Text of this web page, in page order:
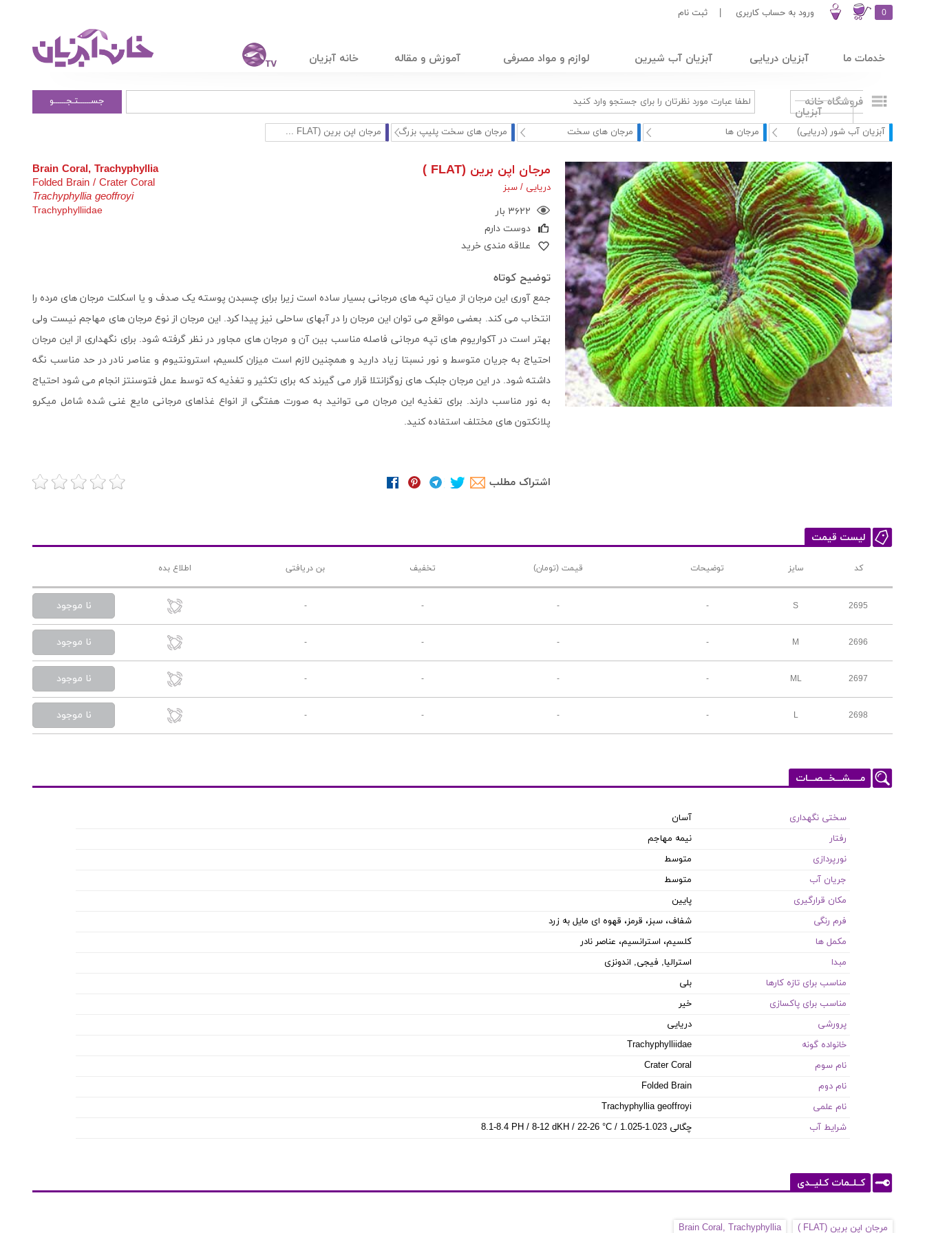
0 ورود به حساب کاربری ثبت نام
خدمات ما آبزیان دریایی آبزیان آب شیرین لوازم و مواد مصرفی آموزش و مقاله خانه آبزیان
فروشگاه خانه
آبزیان
جســــــتـجــــــو
آبزیان آب شور (دریایی) مرجان ها مرجان های سخت مرجان های سخت پلیپ بزرگ مرجان اپن برین (FLAT ...
مرجان اپن برین (FLAT )
دریایی / سبز
۳۶۲۲ بار
دوست دارم
علاقه مندی خرید
Brain Coral, Trachyphyllia
Folded Brain / Crater Coral
Trachyphyllia geoffroyi
Trachyphylliidae
توضیح کوتاه
جمع آوری این مرجان از میان تپه های مرجانی بسیار ساده است زیرا برای چسبدن پوسته یک صدف و یا اسکلت مرجان های مرده را
انتخاب می کند. بعضی مواقع می توان این مرجان را در آبهای ساحلی نیز پیدا کرد. این مرجان از نوع مرجان های مهاجم نیست ولی
بهتر است در آکواریوم های تپه مرجانی فاصله مناسب بین آن و مرجان های مجاور در نظر گرفته شود. برای نگهداری از این مرجان
احتیاج به جریان متوسط و نور نسبتا زیاد دارید و همچنین لازم است میزان کلسیم، استرونتیوم و عناصر نادر در حد مناسب نگه
داشته شود. در این مرجان جلبک های زوگزانتلا قرار می گیرند که برای تکثیر و تغذیه که توسط عمل فتوسنتز انجام می شود احتیاج
به نور مناسب دارند. برای تغذیه این مرجان می توانید به صورت هفتگی از انواع غذاهای مرجانی مایع غنی شده شامل میکرو
پلانکتون های مختلف استفاده کنید.
اشتراک مطلب
لیست قیمت
کد سایز توضیحات قیمت (تومان) تخفیف بن دریافتی اطلاع بده
2695
S
-
-
-
- نا موجود
2696
M
-
-
-
- نا موجود
2697
ML
-
-
-
- نا موجود
2698
L
-
-
-
- نا موجود
مـــــشـــخـــصـــات
سختی نگهداری
آسان
رفتار
نیمه مهاجم
نورپردازی
متوسط
جریان آب
متوسط
مکان قرارگیری
پایین
فرم رنگی
شفاف، سبز، قرمز، قهوه ای مایل به زرد
مکمل ها
کلسیم، استرانسیم، عناصر نادر
مبدا
استرالیا, فیجی, اندونزی
مناسب برای تازه کارها
بلی
مناسب برای پاکسازی
خیر
پرورشی
دریایی
خانواده گونه
Trachyphylliidae
نام سوم
Crater Coral
نام دوم
Folded Brain
نام علمی
Trachyphyllia geoffroyi
شرایط آب
8.1-8.4 PH / 8-12 dKH / 22-26 °C / چگالی 1.023-1.025
کــلــمات کـلیــدی
مرجان اپن برین (FLAT ) Brain Coral, Trachyphyllia